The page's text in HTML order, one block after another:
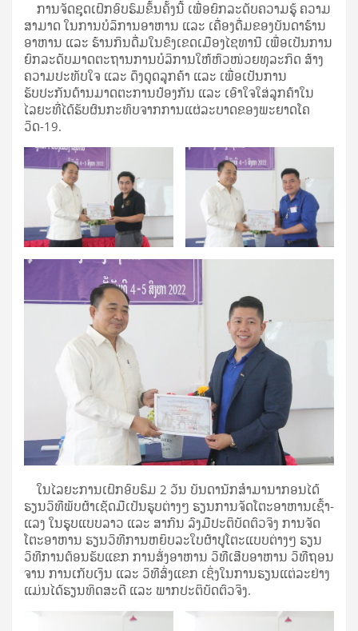
ການຈັດຊຸດເຝິກອົບຮົມຂຶ້ນຄັ້ງນີ້ ເພື່ອຍົກລະດັບຄວາມຮູ້ ຄວາມ
ສາມາດ ໃນການບໍລິການອາຫານ ແລະ ເຄື່ອງດື່ມຂອງບັນດາຮ້ານ
ອາຫານ ແລະ ຮ້ານກິນດື່ມໃນຂົງເຂດເມືອງໄຊທານີ ເພື່ອເປັນການ
ຍົກລະດັບມາດຕະຖານການບໍລິການໃຫ້ຫົວໜ່ວຍທຸລະກິດ ສ້າງ
ຄວາມປະທັບໃຈ ແລະ ດຶງດູດລູກຄ້າ ແລະ ເພື່ອເປັນການ
ຮັບປະກັນດ້ານມາດຕະການປ້ອງກັນ ແລະ ເອົາໃຈໃສ່ລູກຄ້າໃນ
ໄລຍະທີ່ໄດ້ຮັບຜົນກະທົບຈາກການແຜ່ລະບາດຂອງພະຍາດໂຄ
ວິດ-19.
ໃນໄລຍະການເຝິກອົບຮົມ 2 ວັນ ບັນດານັກສຳມານາກອນໄດ້
ຮຽນວິທີພັບຜ້າເຊັດມືເປັນຮູບຕ່າງໆ ຮຽນການຈັດໂຕະອາຫານເຊົ້າ-
ແລງ ໃນຮູບແບບລາວ ແລະ ສາກົນ ລົງມືປະຕິບັດຕົວຈິງ ການຈັດ
ໂຕະອາຫານ ຮຽນວິທີການຫຍິບລະໃບຜ້າປູໂຕະແບບຕ່າງໆ ຮຽນ
ວິທີການຕ້ອນຮັບແຂກ ການສັ່ງອາຫານ ວິທີເສີບອາຫານ ວິທີຖອນ
ຈານ ການເກັບເງິນ ແລະ ວິທີສົ່ງແຂກ ເຊິ່ງໃນການຮຽນແຕ່ລະຢ່າງ
ແມ່ນໄດ້ຮຽນທິດສະດີ ແລະ ພາກປະຕິບັດຕົວຈິງ.